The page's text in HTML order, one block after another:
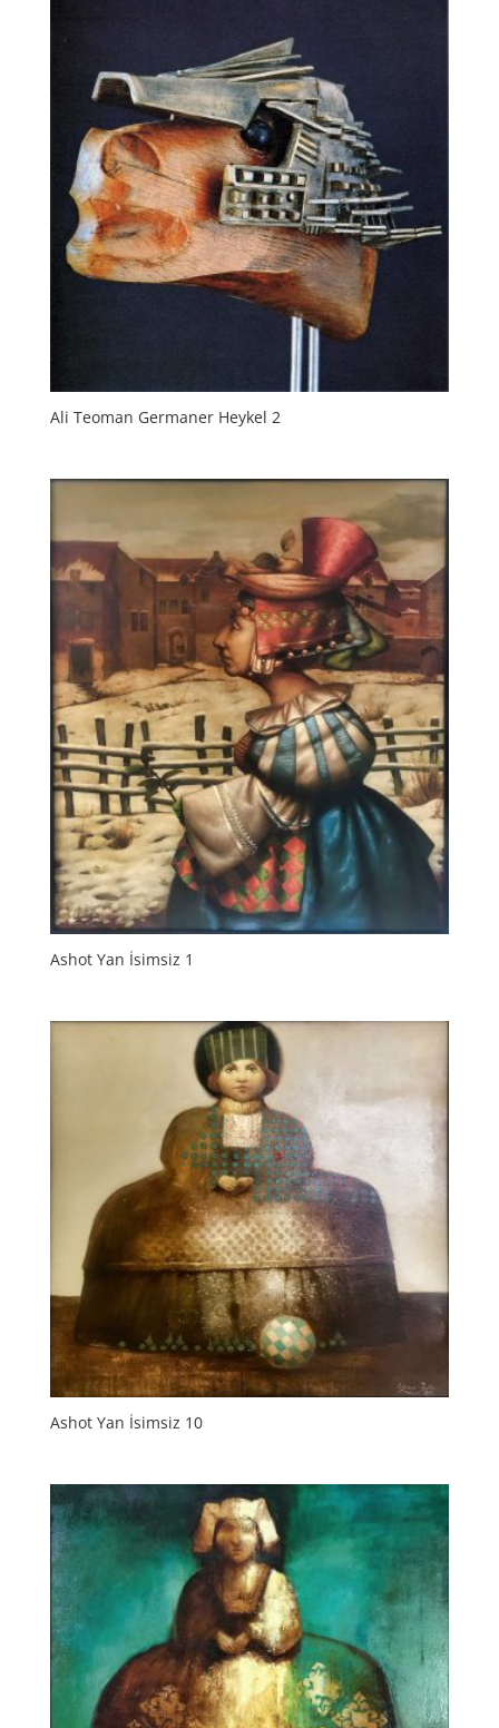
Ali Teoman Germaner Heykel 2
Ashot Yan İsimsiz 1
Ashot Yan İsimsiz 10